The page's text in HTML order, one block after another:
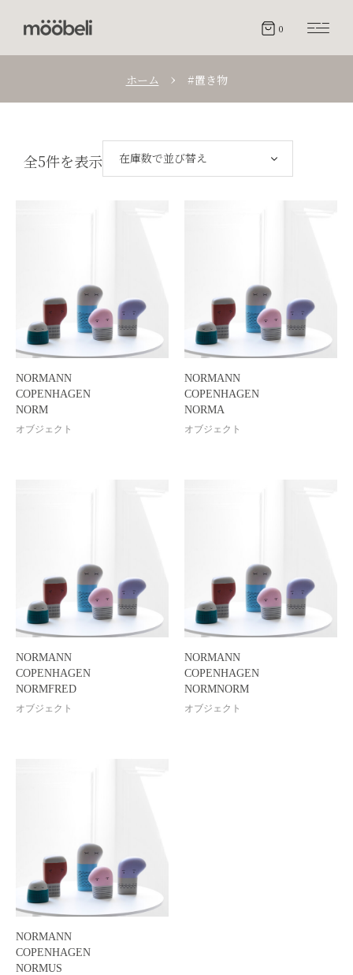
0
ホーム #置き物
全5件を表示 在庫数で並び替え
NORMANN
COPENHAGEN
NORM
オブジェクト
NORMANN
COPENHAGEN
NORMA
オブジェクト
NORMANN
COPENHAGEN
NORMFRED
オブジェクト
NORMANN
COPENHAGEN
NORMNORM
オブジェクト
NORMANN
COPENHAGEN
NORMUS